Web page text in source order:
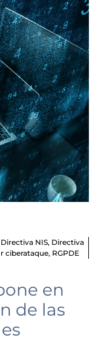
Directiva NIS, Directiva
ciberataque, RGPDE
en
de las